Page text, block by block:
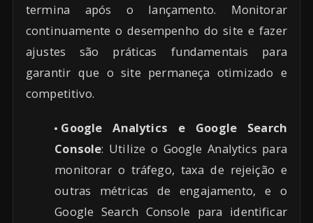
termina após o lançamento. Monitorar
continuamente o desempenho do site e fazer
ajustes são práticas fundamentais para
garantir que o site permaneça otimizado e
competitivo.
Google Analytics e Google Search
Console: Utilize o Google Analytics para
monitorar o tráfego, taxa de rejeição e
outras métricas de engajamento, e o
Google Search Console para identificar